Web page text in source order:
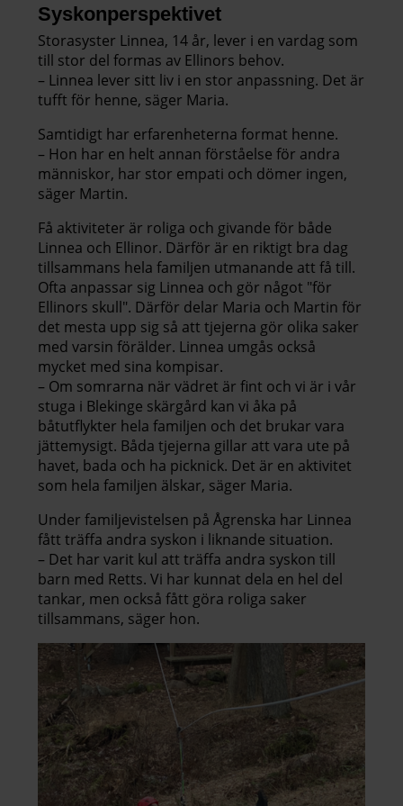
Syskonperspektivet
Storasyster Linnea, 14 år, lever i en vardag som
till stor del formas av Ellinors behov.
– Linnea lever sitt liv i en stor anpassning. Det är
tufft för henne, säger Maria.
Samtidigt har erfarenheterna format henne.
– Hon har en helt annan förståelse för andra
människor, har stor empati och dömer ingen,
säger Martin.
Få aktiviteter är roliga och givande för både
Linnea och Ellinor. Därför är en riktigt bra dag
tillsammans hela familjen utmanande att få till.
Ofta anpassar sig Linnea och gör något "för
Ellinors skull". Därför delar Maria och Martin för
det mesta upp sig så att tjejerna gör olika saker
med varsin förälder. Linnea umgås också
mycket med sina kompisar.
– Om somrarna när vädret är fint och vi är i vår
stuga i Blekinge skärgård kan vi åka på
båtutflykter hela familjen och det brukar vara
jättemysigt. Båda tjejerna gillar att vara ute på
havet, bada och ha picknick. Det är en aktivitet
som hela familjen älskar, säger Maria.
Under familjevistelsen på Ågrenska har Linnea
fått träffa andra syskon i liknande situation.
– Det har varit kul att träffa andra syskon till
barn med Retts. Vi har kunnat dela en hel del
tankar, men också fått göra roliga saker
tillsammans, säger hon.